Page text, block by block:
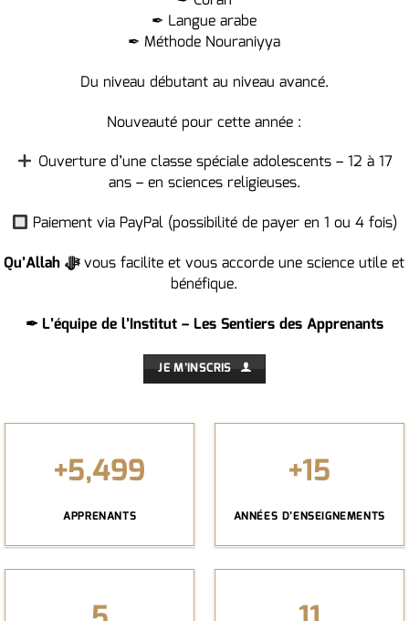
✒ Langue arabe
✒ Méthode Nouraniyya
Du niveau débutant au niveau avancé.
Nouveauté pour cette année :
Ouverture d’une classe spéciale adolescents – 12 à 17
ans – en sciences religieuses.
Paiement via PayPal (possibilité de payer en 1 ou 4 fois)
Qu’Allah ﷻvous facilite et vous accorde une science utile et
bénéfique.
✒ L’équipe de l’Institut – Les Sentiers des Apprenants
JE M’INSCRIS
+5,500
APPRENANTS
+15
ANNÉES D’ENSEIGNEMENTS